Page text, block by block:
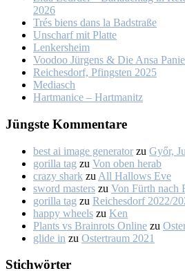
2026
Trés biens dans la Bad­stra­ße
Un­scharf mit Plat­te
Len­kers­heim
Voo­doo Jür­gens & Die An­sa
Rei­ches­dorf, Pfings­ten 2025
Me­dia­sch
Hart­ma­nice – Hart­ma­nitz
Jüngs­te Kom­men­ta­re
best ai image generator zu Győr,
gorilla tag zu Von oben her­ab
crazy shark zu All Hal­lows Eve
sword masters zu Von Fürth nach
gorilla tag zu Rei­ches­dorf 2022/
happy wheels zu Ken
Plants vs Brainrots Online zu
glide in zu Os­ter­traum 2021
Stich­wör­ter